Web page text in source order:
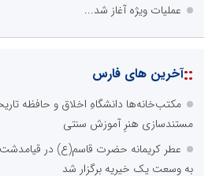
پایگاه آموزشی دکتر ناهید خوشنویس
تِسمینو، پلتفرم تخصصی رپورتاژ آگهی،
محمدحسین فلاح زاده
عملیات ویژه آغاز شد...
::آخرین های فارس
مکتب‌خانه‌ها دانشگاهِ اخلاق و حافظه
مستندسازی هنرِ آموزش سنتی
عطر کریمانه حضرت قاسم(ع) در
به وسعت یک خیریه برگزار شد